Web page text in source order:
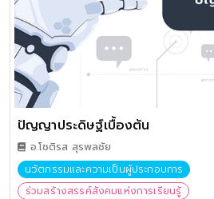
ปัญญาประดิษฐ์เบื้องต้น
อ.โชติรส สุรพลชัย
นวัตกรรมและความเป็นผู้ประกอบการ
ร่วมสร้างสรรค์สังคมแห่งการเรียนรู้